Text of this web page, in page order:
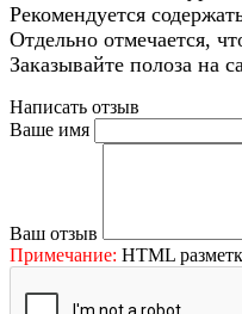
Рекомендуется
Отдельно отмечается,
Заказывайте полоза на
Написать отзыв
Ваше имя
Ваш отзыв
Примечание: HTML